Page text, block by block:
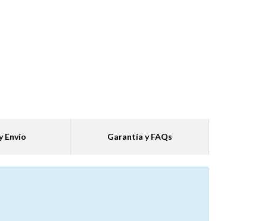
Envío Garantía y FAQs